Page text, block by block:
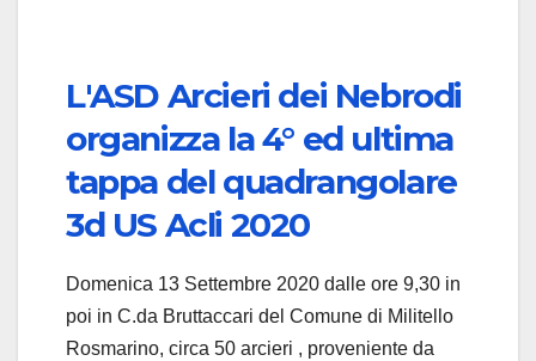
L'ASD Arcieri dei Nebrodi
organizza la 4° ed ultima
tappa del quadrangolare
3d US Acli 2020
Domenica 13 Settembre 2020 dalle ore 9,30 in
poi in C.da Bruttaccari del Comune di Militello
Rosmarino, circa 50 arcieri , proveniente da